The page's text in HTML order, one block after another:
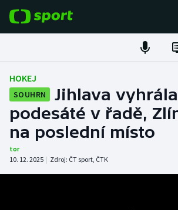
Fotbal
Hokej
Tenis
Atletika
HOKEJ
SOUHRN
Jihlava vyhrála
podesáté v řadě,
na poslední místo
tor
10. 12. 2025 | Zdroj: ČT sport, ČTK